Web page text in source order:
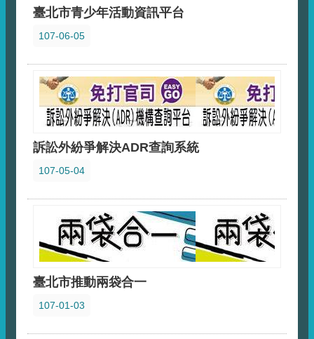
臺北市青少年活動資訊平台
107-06-05
訴訟外紛爭解決ADR查詢系統
107-05-04
臺北市推動兩袋合一
107-01-03